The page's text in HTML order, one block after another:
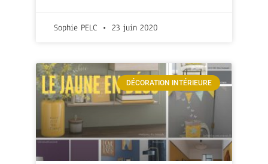
Sophie PELC 23 juin 2020
DÉCORATION INTÉRIEURE